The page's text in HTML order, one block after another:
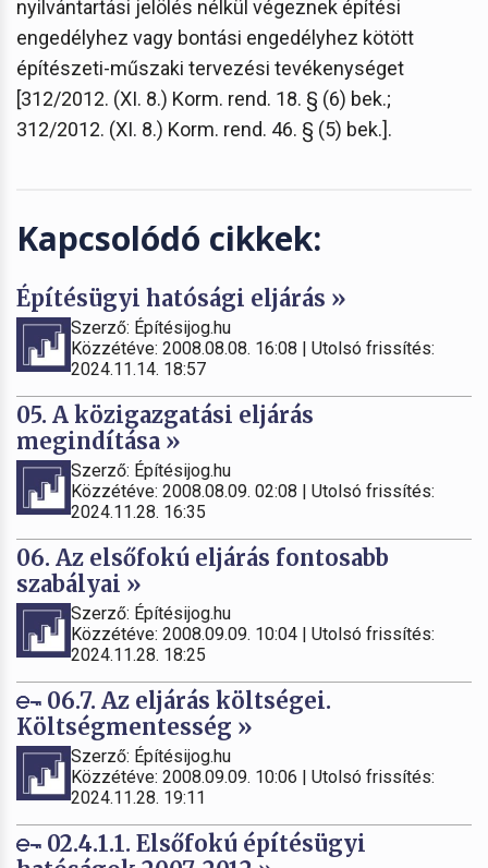
nyilvántartási jelölés nélkül végeznek építési
engedélyhez vagy bontási engedélyhez kötött
építészeti-műszaki tervezési tevékenységet
[312/2012. (XI. 8.) Korm. rend. 18. § (6) bek.;
312/2012. (XI. 8.) Korm. rend. 46. § (5) bek.].
Kapcsolódó cikkek:
Építésügyi hatósági eljárás »
Szerző: Építésijog.hu
Közzétéve: 2008.08.08. 16:08 | Utolsó frissítés:
2024.11.14. 18:57
05. A közigazgatási eljárás
megindítása »
Szerző: Építésijog.hu
Közzétéve: 2008.08.09. 02:08 | Utolsó frissítés:
2024.11.28. 16:35
06. Az elsőfokú eljárás fontosabb
szabályai »
Szerző: Építésijog.hu
Közzétéve: 2008.09.09. 10:04 | Utolsó frissítés:
2024.11.28. 18:25
06.7. Az eljárás költségei.
Költségmentesség »
Szerző: Építésijog.hu
Közzétéve: 2008.09.09. 10:06 | Utolsó frissítés:
2024.11.28. 19:11
02.4.1.1. Elsőfokú építésügyi